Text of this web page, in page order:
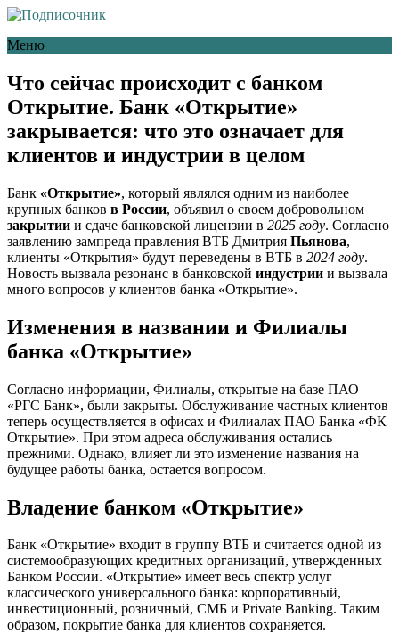
Меню
Что сейчас происходит с банком
Открытие. Банк «Открытие»
закрывается: что это означает для
клиентов и индустрии в целом
Банк «Открытие», который являлся одним из наиболее
крупных банков в России, объявил о своем добровольном
закрытии и сдаче банковской лицензии в 2025 году. Согласно
заявлению зампреда правления ВТБ Дмитрия Пьянова,
клиенты «Открытия» будут переведены в ВТБ в 2024 году.
Новость вызвала резонанс в банковской индустрии и вызвала
много вопросов у клиентов банка «Открытие».
Изменения в названии и Филиалы
банка «Открытие»
Согласно информации, Филиалы, открытые на базе ПАО
«РГС Банк», были закрыты. Обслуживание частных клиентов
теперь осуществляется в офисах и Филиалах ПАО Банка «ФК
Открытие». При этом адреса обслуживания остались
прежними. Однако, влияет ли это изменение названия на
будущее работы банка, остается вопросом.
Владение банком «Открытие»
Банк «Открытие» входит в группу ВТБ и считается одной из
системообразующих кредитных организаций, утвержденных
Банком России. «Открытие» имеет весь спектр услуг
классического универсального банка: корпоративный,
инвестиционный, розничный, СМБ и Private Banking. Таким
образом, покрытие банка для клиентов сохраняется.